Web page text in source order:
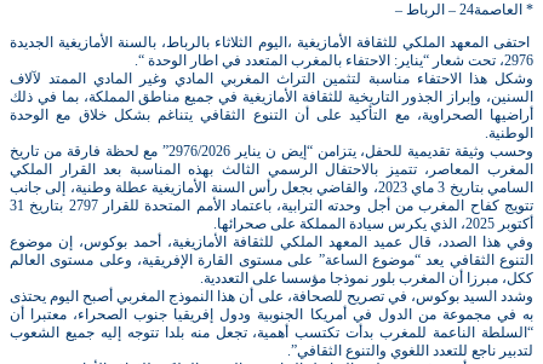
* العاصمة24 – الرباط –
احتفى المعهد الملكي للثقافة الأمازيغية ،اليوم الثلاثاء بالرباط، بالسنة الأمازيغية الجديدة
2976، تحت شعار “يناير: الاحتفاء بالمغرب المتعدد في اطار الوحدة “.
وشكل هذا الاحتفاء مناسبة لتثمين التراث المغربي المادي وغير المادي الممتد لآلاف
السنين، وإبراز الجذور التاريخية للثقافة الأمازيغية في جميع مناطق المملكة، بما في ذلك
أراضيها الصحراوية، مع التأكيد على أن التنوع الثقافي يتناغم بشكل خلاق مع الوحدة
الوطنية.
وحسب وثيقة تقديمية للحفل، يتزامن “إيض ن يناير 2976/2026” مع لحظة فارقة من تاريخ
المغرب المعاصر، تتميز بالاحتفال الرسمي الثالث بهذه المناسبة بعد القرار الملكي
السامي بتاريخ 3 ماي 2023، والقاضي بجعل رأس السنة الأمازيغية عطلة وطنية، إلى جانب
تتويج كفاح المغرب من أجل وحدته الترابية، باعتماد الأمم المتحدة للقرار 2797 بتاريخ 31
أكتوبر 2025، الذي يكرس سيادة المملكة على صحرائها.
وفي هذا الصدد، قال عميد المعهد الملكي للثقافة الأمازيغية، أحمد بوكوس، إن موضوع
التنوع الثقافي يعد “موضوع الساعة” على مستوى القارة الإفريقية، وعلى مستوى العالم
ككل، مبرزا أن المغرب بلور نموذجا مؤسسا على التعددية.
وشدد السيد بوكوس، في تصريح للصحافة، على أن هذا النموذج المغربي أصبح اليوم يحتذى
به في مجموعة من الدول في أمريكا الجنوبية ودول إفريقيا جنوب الصحراء، معتبرا أن
“السلطة الناعمة للمغرب بدأت تكتسب أهمية، تجعل منه بلدا تتوجه إليه جميع الشعوب
لتدبير ناجع للتعدد اللغوي والتنوع الثقافي”.